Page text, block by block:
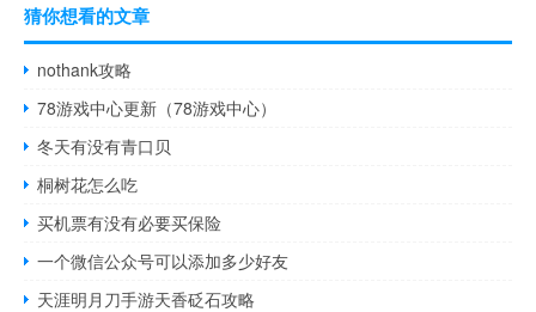
猜你想看的文章
nothank攻略
78游戏中心更新（78游戏中心）
冬天有没有青口贝
桐树花怎么吃
买机票有没有必要买保险
一个微信公众号可以添加多少好友
天涯明月刀手游天香砭石攻略